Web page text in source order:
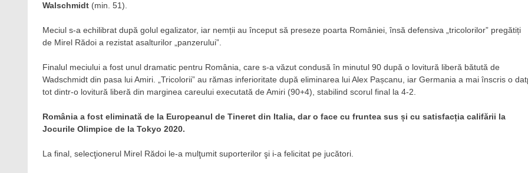
Walschmidt (min. 51).
Meciul s-a echilibrat după golul egalizator, iar nemții au început să preseze poarta României, însă defensiva „tricolorilor” pregătiți
de Mirel Rădoi a rezistat asalturilor „panzerului”.
Finalul meciului a fost unul dramatic pentru România, care s-a văzut condusă în minutul 90 după o lovitură liberă bătută de
Wadschmidt din pasa lui Amiri. „Tricolorii” au rămas inferioritate după eliminarea lui Alex Pașcanu, iar Germania a mai înscris o
tot dintr-o lovitură liberă din marginea careului executată de Amiri (90+4), stabilind scorul final la 4-2.
România a fost eliminată de la Europeanul de Tineret din Italia, dar o face cu fruntea sus și cu satisfacția califării la
Jocurile Olimpice de la Tokyo 2020.
La final, selecţionerul Mirel Rădoi le-a mulţumit suporterilor şi i-a felicitat pe jucători.